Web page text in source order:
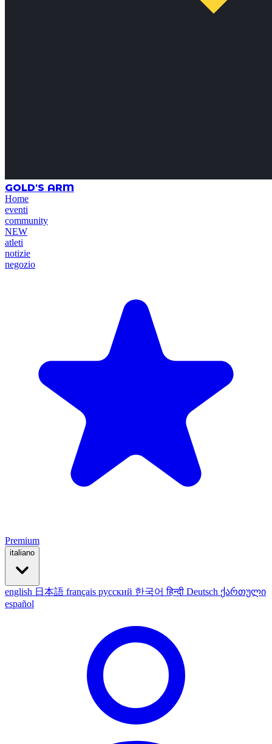
GOLD'S ARM
Home
eventi
community
NEW
atleti
notizie
negozio
Premium
italiano
english 日本語 français русский 한국어हिन्दी Deutsch ქართული
español